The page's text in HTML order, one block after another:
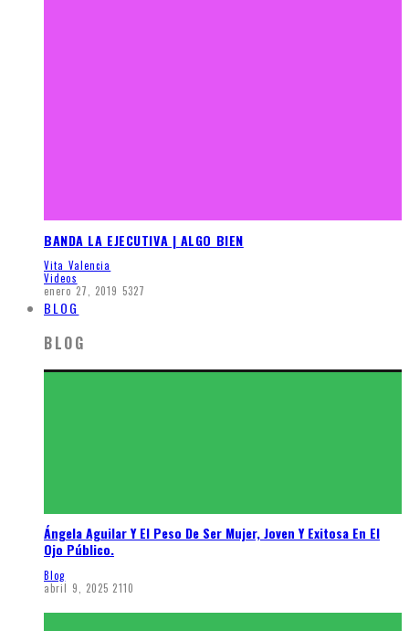
BANDA LA EJECUTIVA | ALGO BIEN
Vita Valencia
Videos
enero 27, 2019 5327
BLOG
BLOG
Ángela Aguilar Y El Peso De Ser Mujer, Joven Y Exitosa En El
Ojo Público.
Blog
abril 9, 2025 2110